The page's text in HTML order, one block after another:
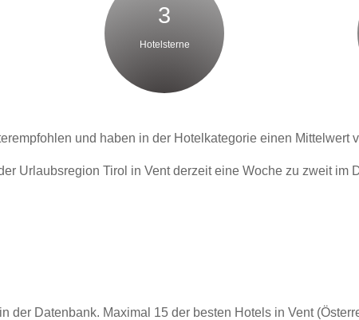
3
Hotelsterne
und haben in der Hotelkategorie einen Mittelwert
Urlaubsregion Tirol in Vent derzeit eine Woche zu zweit im
der Datenbank. Maximal 15 der besten Hotels in Vent